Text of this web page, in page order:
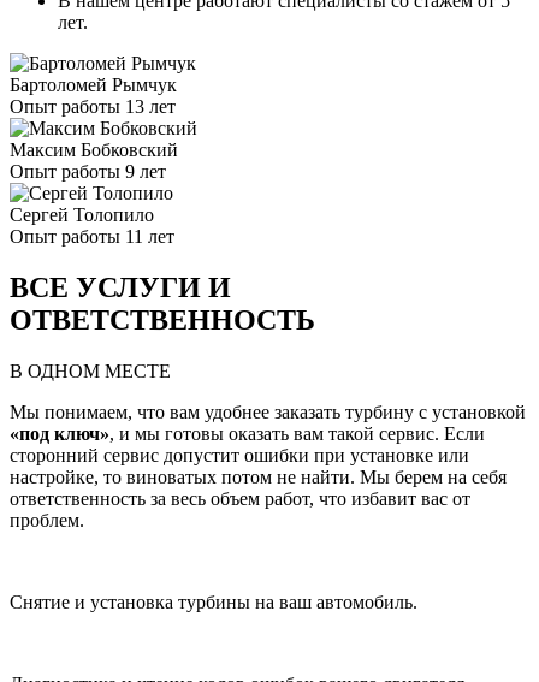
лет.
Бартоломей Рымчук
Опыт работы 13 лет
Максим Бобковский
Опыт работы 9 лет
Сергей Толопило
Опыт работы 11 лет
ВСЕ УСЛУГИ И
ОТВЕТСТВЕННОСТЬ
В ОДНОМ МЕСТЕ
Мы понимаем, что вам удобнее заказать турбину с установкой
«под ключ», и мы готовы оказать вам такой сервис. Если
сторонний сервис допустит ошибки при установке или
настройке, то виноватых потом не найти. Мы берем на себя
ответственность за весь объем работ, что избавит вас от
проблем.
Снятие и установка турбины на ваш автомобиль.